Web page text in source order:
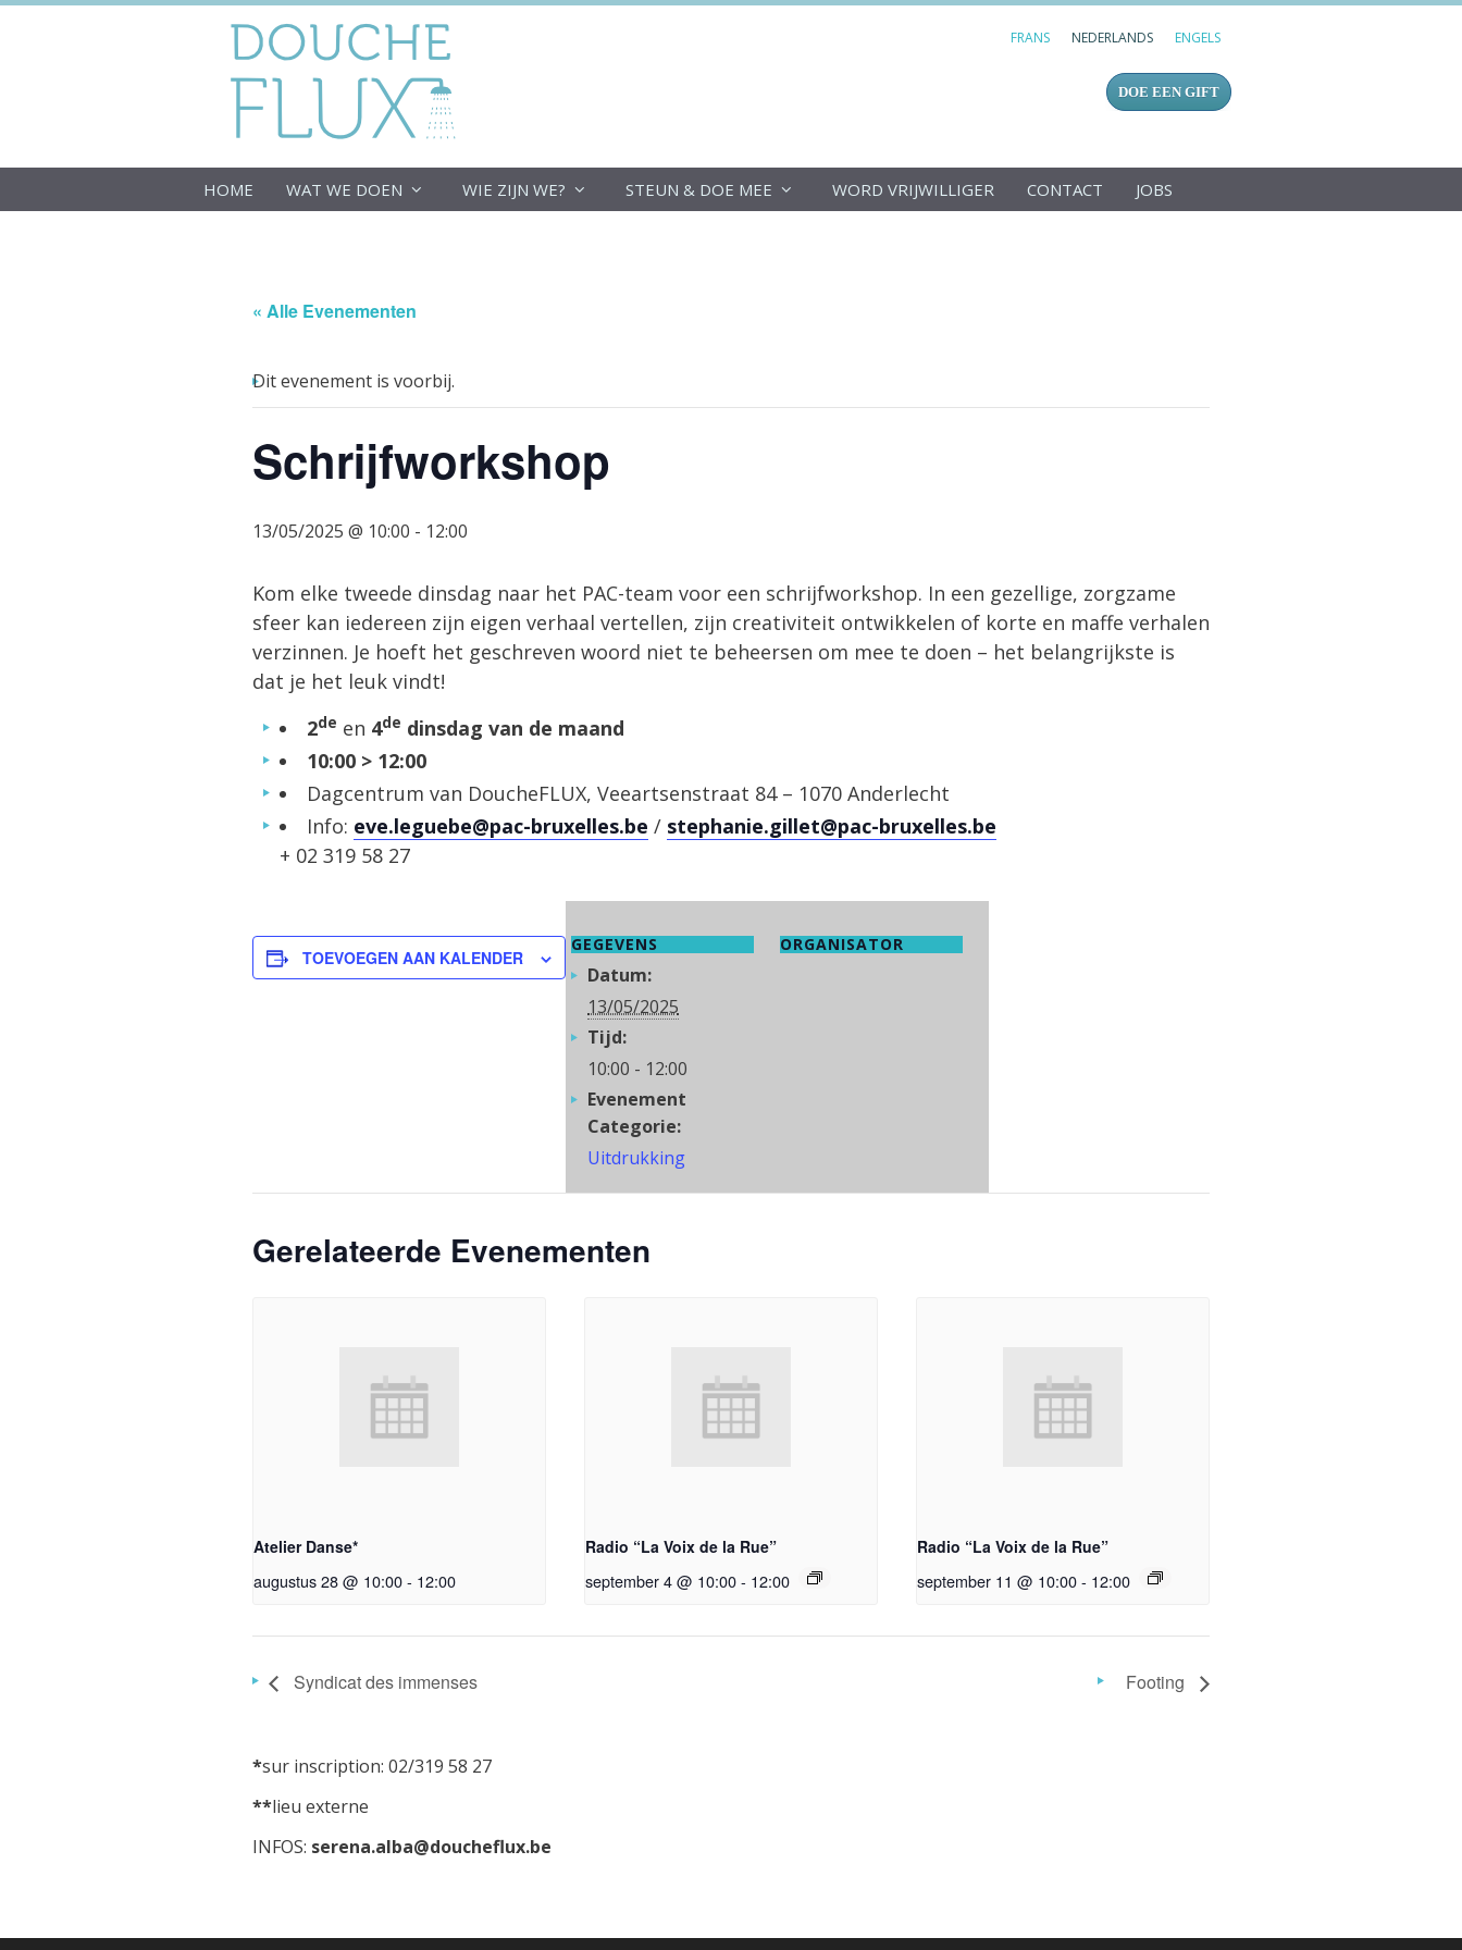
FRANS NEDERLANDS ENGELS
DOE EEN GIFT
HOME WAT WE DOEN WIE ZIJN WE? STEUN & DOE MEE WORD VRIJWILLIGER CONTACT JOBS
« Alle Evenementen
Dit evenement is voorbij.
Schrijfworkshop
13/05/2025 @ 10:00 - 12:00
Kom elke tweede dinsdag naar het PAC-team voor een schrijfworkshop. In een gezellige, zorgzame
sfeer kan iedereen zijn eigen verhaal vertellen, zijn creativiteit ontwikkelen of korte en maffe verhalen
verzinnen. Je hoeft het geschreven woord niet te beheersen om mee te doen – het belangrijkste is
dat je het leuk vindt!
2de en 4de dinsdag van de maand
10:00 > 12:00
Dagcentrum van DoucheFLUX, Veeartsenstraat 84 – 1070 Anderlecht
Info: eve.leguebe@pac-bruxelles.be / stephanie.gillet@pac-bruxelles.be
+ 02 319 58 27
TOEVOEGEN AAN KALENDER
GEGEVENS
Datum:
13/05/2025
Tijd:
10:00 - 12:00
Evenement
Categorie:
Uitdrukking
ORGANISATOR
Gerelateerde Evenementen
Atelier Danse*
augustus 28 @ 10:00- 12:00
Radio “La Voix de la Rue”
september 4 @ 10:00- 12:00
Radio “La Voix de la Rue”
september 11 @ 10:00- 12:00
Syndicat des immenses Footing
*sur inscription: 02/319 58 27
**lieu externe
INFOS: serena.alba@doucheflux.be